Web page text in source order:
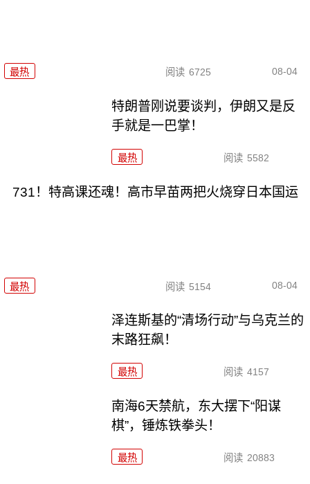
最热 阅读 6725 08-04
特朗普刚说要谈判，伊朗又是反
手就是一巴掌！
最热 阅读 5582
731！特高课还魂！高市早苗两把火烧穿日本国运
最热 阅读 5154 08-04
泽连斯基的“清场行动”与乌克兰的
末路狂飙！
最热 阅读 4157
南海6天禁航，东大摆下“阳谋
棋”，锤炼铁拳头！
最热 阅读 20883